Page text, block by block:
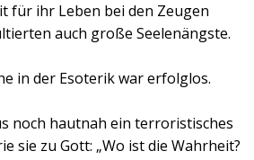
für ihr Leben bei den Zeugen
auch große Seelenängste.
in der Esoterik war erfolglos.
noch hautnah ein terroristisches
sie zu Gott: „Wo ist die Wahrheit?